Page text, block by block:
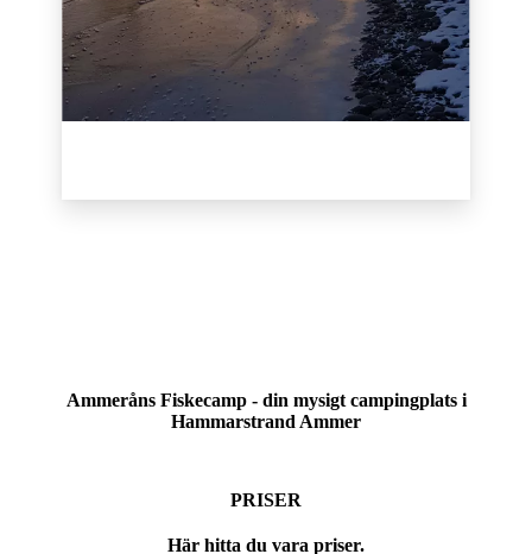
Ammeråns Fiskecamp - din mysigt campingplats i
Hammarstrand Ammer
PRISER
Här hitta du vara priser.